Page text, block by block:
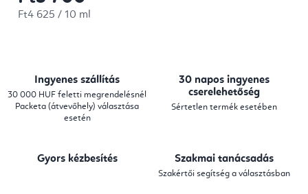
Egységár:
Ft4 625 / 10 ml
Ingyenes szállítás
30 000 HUF feletti megrendelésnél
Packeta (átvevőhely) választása
esetén
30 napos ingyenes
cserelehetőség
Sértetlen termék esetében
Gyors kézbesítés Szakmai tanácsadás
Szakértői segítség a választásban